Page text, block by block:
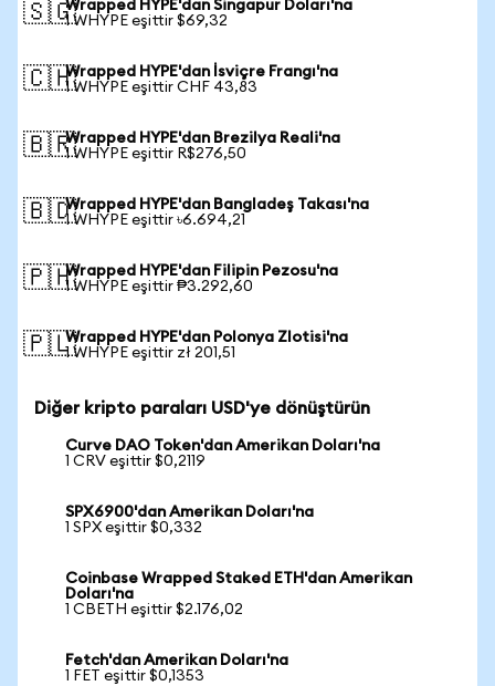
🇸🇬Wrapped HYPE'dan Singapur Doları'na
1 WHYPE eşittir $69,32
🇨🇭Wrapped HYPE'dan İsviçre Frangı'na
1 WHYPE eşittir CHF 43,83
🇧🇷Wrapped HYPE'dan Brezilya Reali'na
1 WHYPE eşittir R$276,50
🇧🇩Wrapped HYPE'dan Bangladeş Takası'na
1 WHYPE eşittir ৳6.694,21
🇵🇭Wrapped HYPE'dan Filipin Pezosu'na
1 WHYPE eşittir ₱3.292,60
🇵🇱Wrapped HYPE'dan Polonya Zlotisi'na
1 WHYPE eşittir zł 201,51
Diğer kripto paraları USD'ye dönüştürün
Curve DAO Token'dan Amerikan Doları'na
1 CRV eşittir $0,2119
SPX6900'dan Amerikan Doları'na
1 SPX eşittir $0,332
Coinbase Wrapped Staked ETH'dan Amerikan
Doları'na
1 CBETH eşittir $2.176,02
Fetch'dan Amerikan Doları'na
1 FET eşittir $0,1353